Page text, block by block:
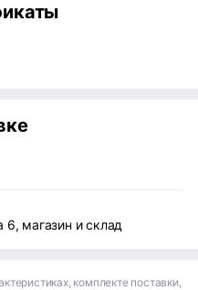
6, магазин и склад
комплекте поставки,